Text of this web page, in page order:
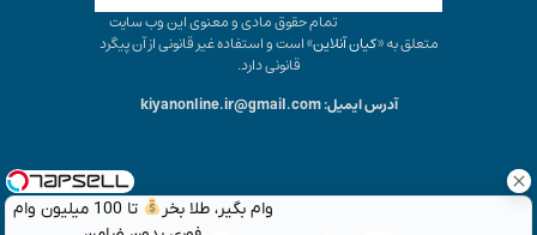
وام بگیر، طلا بخر
تا 100 میلیون وام
تمام حقوق مادی و معنوی این وب سایت
متعلق به «کیان آنلاین» است و استفاده غیر قانونی از آن پیگرد
قانونی دارد.
آدرس ایمیل: kiyanonline.ir@gmail.com